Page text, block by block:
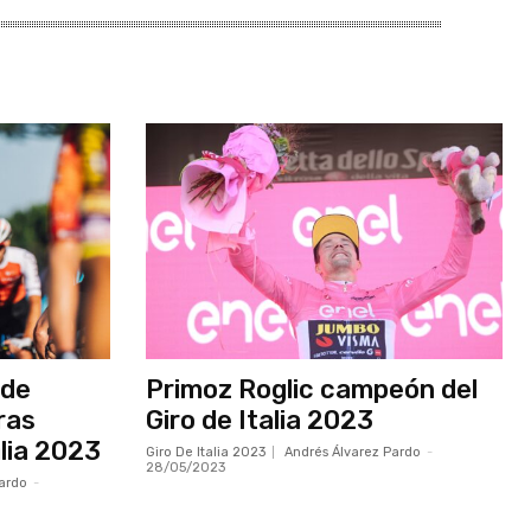
2023
-
Primoz Roglic campeón del
Giro de Italia 2023
Giro De Italia 2023 Andrés Álvarez Pardo -
28/05/2023